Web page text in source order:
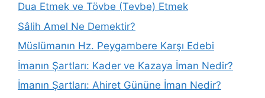
Dua Etmek ve Tövbe (Tevbe) Etmek
Sâlih Amel Ne Demektir?
Müslümanın Hz. Peygambere Karşı Edebi
İmanın Şartları: Kader ve Kazaya İman Nedir?
İmanın Şartları: Ahiret Gününe İman Nedir?